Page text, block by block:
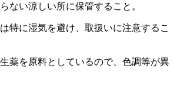
ない涼しい所に保管すること。
特に湿気を避け、取扱いに注意するこ
薬を原料としているので、色調等が異